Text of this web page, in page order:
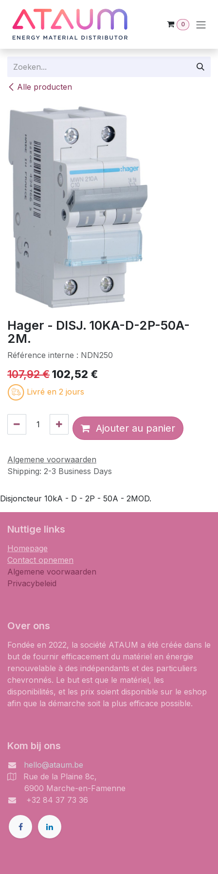
0
Alle producten
Hager - DISJ. 10KA-D-2P-50A-
2M.
Référence interne : NDN250
107,92€102,52 €
Livré en 2 jours
Ajouter au panier
Algemene voorwaarden
Shipping: 2-3 Business Days
Disjoncteur 10kA - D - 2P - 50A - 2MOD.
​Nuttige links
Homepage
Contact opnemen
Algemene voorwaarden
Privacybeleid
Over ons
Fondée en 2022, la société ATAUM a été créée dans le
but de fournir efficacement du matériel en énergie
renouvelable à des indépendants et des particuliers
chevronnés. Le but est que le matériel, les
disponibilités, et les prix soient disponible sur le eshop
afin que la démarche soit la plus efficace possible.
Kom bij ons
hello@ataum.be
Rue de la Plaine 8c,
6900 Marche-en-Famenne
+32 84 37 73 36